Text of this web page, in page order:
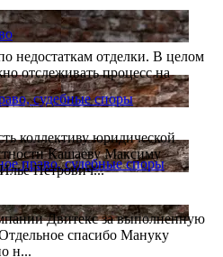
судебные споры
право, судебные споры
недостаткам отделки. В целом
отслеживать процесс на
коллективу юридической
Кашаеву Максиму
Петрович...
Двитекс за выполненную
Отдельное спасибо Мануку
н...